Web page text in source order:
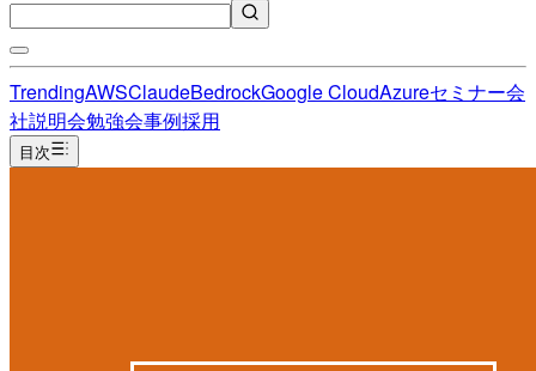
TrendingAWSClaudeBedrockGoogle CloudAzureセミナー会
社説明会勉強会事例採用
目次